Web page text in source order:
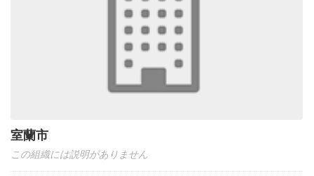
室蘭市
この組織には説明がありません